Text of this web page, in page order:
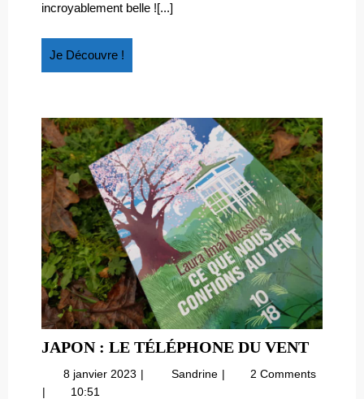
incroyablement belle ![...]
Je Découvre !
Découvre
JAPON : LE TÉLÉPHONE DU VENTJAPON
8 janvier 2023 8
Sandrine Japon2 Comments
10:51